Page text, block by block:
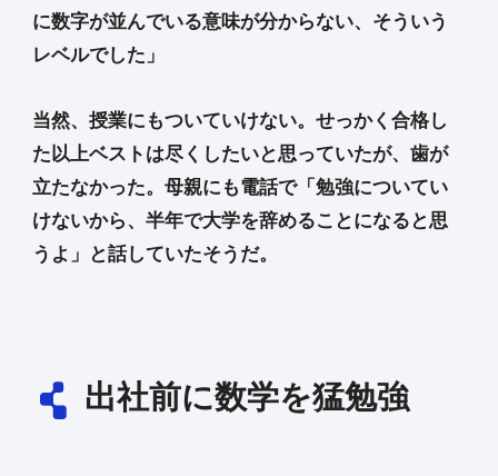
に数字が並んでいる意味が分からない、そういう
レベルでした」
当然、授業にもついていけない。せっかく合格し
た以上ベストは尽くしたいと思っていたが、歯が
立たなかった。母親にも電話で「勉強についてい
けないから、半年で大学を辞めることになると思
うよ」と話していたそうだ。
出社前に数学を猛勉強